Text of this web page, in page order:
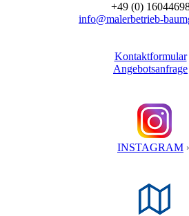
+49 (0)
info@maler­betrieb-
Kontakt­formular
Angebots­anfrage
INSTAGRAM